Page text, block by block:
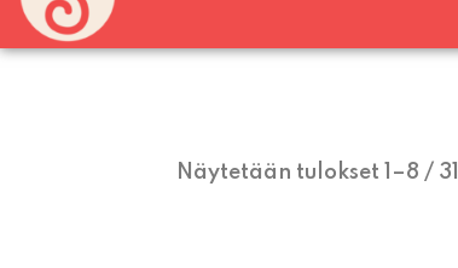
Näytetään tulokset 1–8 / 31